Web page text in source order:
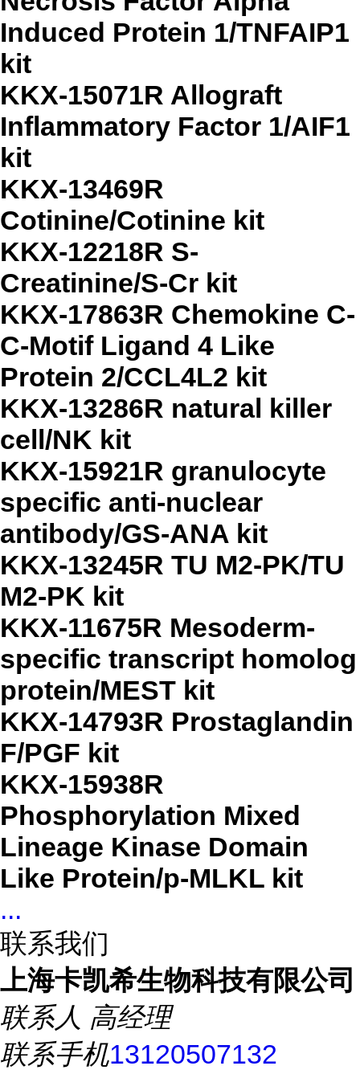
Induced Protein 1/TNFAIP1
kit
KKX-15071R Allograft
Inflammatory Factor 1/AIF1
kit
KKX-13469R
Cotinine/Cotinine kit
KKX-12218R S-
Creatinine/S-Cr kit
KKX-17863R Chemokine C-
C-Motif Ligand 4 Like
Protein 2/CCL4L2 kit
KKX-13286R natural killer
cell/NK kit
KKX-15921R granulocyte
specific anti-nuclear
antibody/GS-ANA kit
KKX-13245R TU M2-PK/TU
M2-PK kit
KKX-11675R Mesoderm-
specific transcript homolog
protein/MEST kit
KKX-14793R Prostaglandin
F/PGF kit
KKX-15938R
Phosphorylation Mixed
Lineage Kinase Domain
Like Protein/p-MLKL kit
...
联系我们
上海卡凯希生物科技有限公司
联系人 高经理
联系手机13120507132